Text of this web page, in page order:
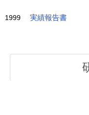
1999 実績報告書